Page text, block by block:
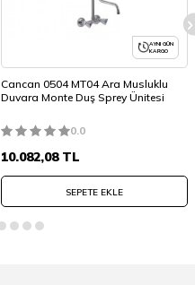
AYNI GÜN
KARGO
Cancan 0504 MT04 Ara Musluklu
Duvara Monte Duş Sprey Ünitesi
0.0
10.082,08TL
SEPETE EKLE